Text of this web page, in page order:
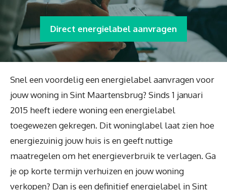
Direct energielabel aanvragen
Snel een voordelig een energielabel aanvragen voor
jouw woning in Sint Maartensbrug? Sinds 1 januari
2015 heeft iedere woning een energielabel
toegewezen gekregen. Dit woninglabel laat zien hoe
energiezuinig jouw huis is en geeft nuttige
maatregelen om het energieverbruik te verlagen. Ga
je op korte termijn verhuizen en jouw woning
verkopen? Dan is een definitief energielabel in Sint